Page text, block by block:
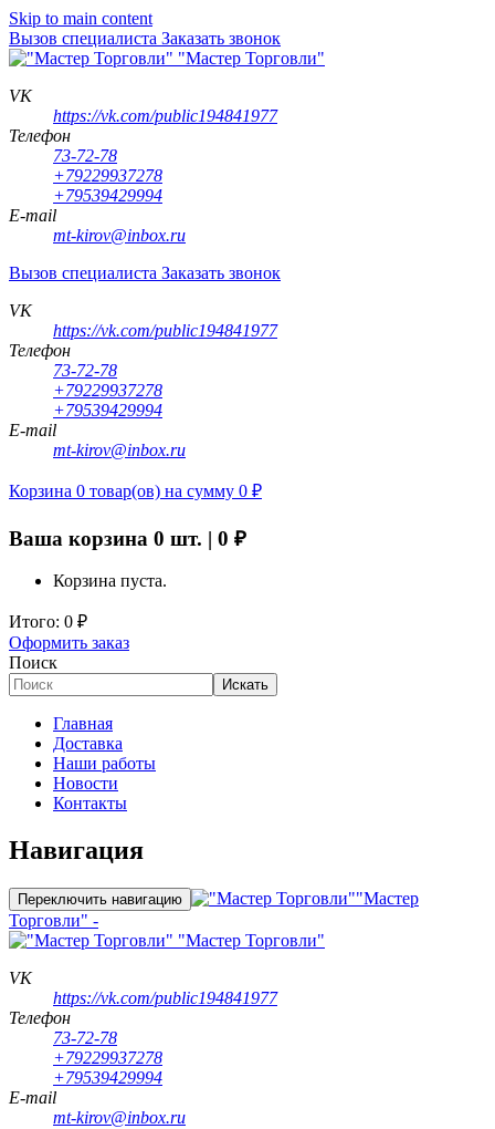
Skip to main content
Вызов специалиста Заказать звонок
"Мастер Торговли"
VK
https://vk.com/public194841977
Телефон
73-72-78
+79229937278
+79539429994
E-mail
mt-kirov@inbox.ru
Вызов специалиста Заказать звонок
VK
https://vk.com/public194841977
Телефон
73-72-78
+79229937278
+79539429994
E-mail
mt-kirov@inbox.ru
Корзина 0 товар(ов) на сумму 0 ₽
Ваша корзина 0 шт. | 0 ₽
Корзина пуста.
Итого: 0 ₽
Оформить заказ
Поиск
Искать
Главная
Доставка
Наши работы
Новости
Контакты
Навигация
Переключить навигацию
"Мастер
Торговли" -
"Мастер Торговли"
VK
https://vk.com/public194841977
Телефон
73-72-78
+79229937278
+79539429994
E-mail
mt-kirov@inbox.ru